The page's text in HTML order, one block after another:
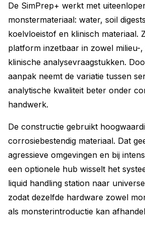
De SimPrep+ werkt met
monstermateriaal: water, soil
koelvloeistof en klinisch materiaal.
platform inzetbaar in zowel milieu-
klinische analysevraagstukken.
aanpak neemt de variatie tussen
analytische kwaliteit beter onder
handwerk.
De constructie gebruikt
corrosiebestendig materiaal. Dat
agressieve omgevingen en bij
een optionele hub wisselt het
liquid handling station naar
zodat dezelfde hardware zowel
als monsterintroductie kan